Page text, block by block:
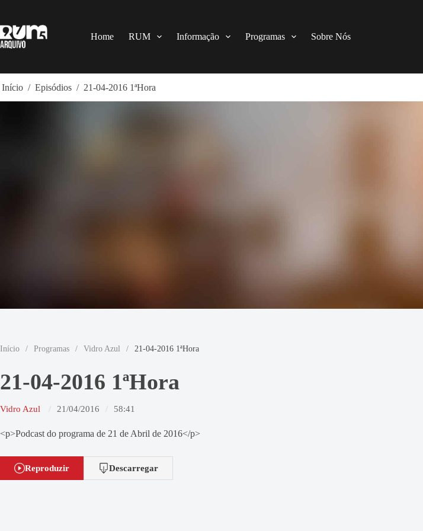
o
conteúdo
Home RUM Informação Programas Sobre Nós
Início / Episódios / 21-04-2016 1ªHora
Início / Programas / Vidro Azul / 21-04-2016 1ªHora
21-04-2016 1ªHora
Vidro Azul 21/04/2016 58:41
<p>Podcast do programa de 21 de Abril de 2016</p>
Reproduzir Descarregar